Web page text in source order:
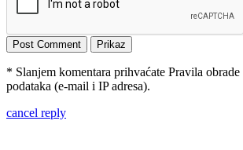
* Slanjem komentara prihvaćate Pravila
podataka (e-mail i IP adresa).
cancel reply